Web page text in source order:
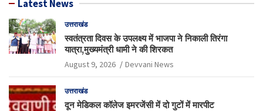
Latest News
उत्तराखंड
स्वतंत्रता दिवस के उपलक्ष्य में भाजपा ने निकाली तिरंगा
यात्रा,मुख्यमंत्री धामी ने की शिरकत
August 9, 2026 Devvani News
उत्तराखंड
दून मेडिकल कॉलेज इमरजेंसी में दो गुटों में मारपीट